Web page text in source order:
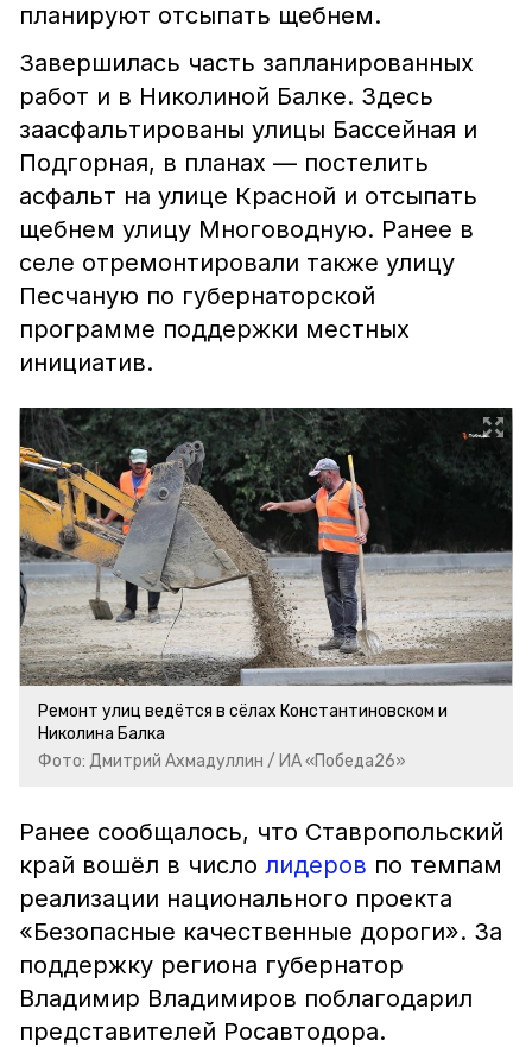
планируют отсыпать щебнем.
Завершилась часть запланированных
работ и в Николиной Балке. Здесь
заасфальтированы улицы Бассейная и
Подгорная, в планах — постелить
асфальт на улице Красной и отсыпать
щебнем улицу Многоводную. Ранее в
селе отремонтировали также улицу
Песчаную по губернаторской
программе поддержки местных
инициатив.
Ремонт улиц ведётся в сёлах Константиновском и
Николина Балка
Фото: Дмитрий Ахмадуллин / ИА «Победа26»
Ранее сообщалось, что Ставропольский
край вошёл в число лидеров по темпам
реализации национального проекта
«Безопасные качественные дороги». За
поддержку региона губернатор
Владимир Владимиров поблагодарил
представителей Росавтодора.